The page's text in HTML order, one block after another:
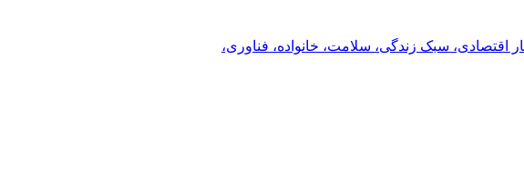
اقتصادی، سبک زندگی، سلامت، خانواده، فناوری،